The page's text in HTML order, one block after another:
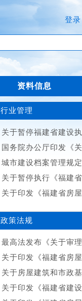
登录
资料信息
行业管理
城市建设档案管理规定
政策法规